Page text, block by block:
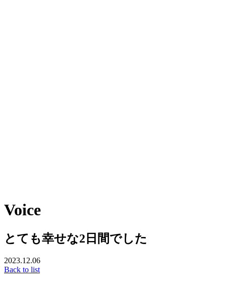
Voice
とても幸せな2日間でした
2023.12.06
Back to list